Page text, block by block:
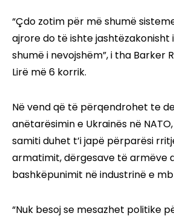
“Çdo zotim për më shumë
ajrore do të ishte jashtëzakonisht
shumë i nevojshëm”, i tha Barker
Lirë më 6 korrik.
Në vend që të përqendrohet te
anëtarësimin e Ukrainës në
samiti duhet t’i japë përparësi
armatimit, dërgesave të armëve
bashkëpunimit në industrinë e
“Nuk besoj se mesazhet politike